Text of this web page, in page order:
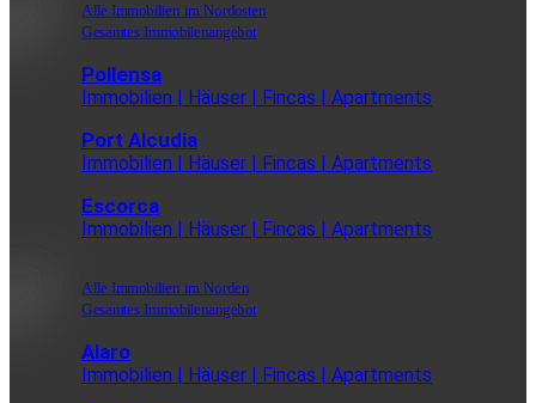
Alle Immobilien im Nordosten
Gesamtes Immobilenangebot
Pollensa
Immobilien | Häuser | Fincas | Apartments
Port Alcudia
Immobilien | Häuser | Fincas | Apartments
Escorca
Immobilien | Häuser | Fincas | Apartments
Alle Immobilien im Norden
Gesamtes Immobilenangebot
Alaro
Immobilien | Häuser | Fincas | Apartments